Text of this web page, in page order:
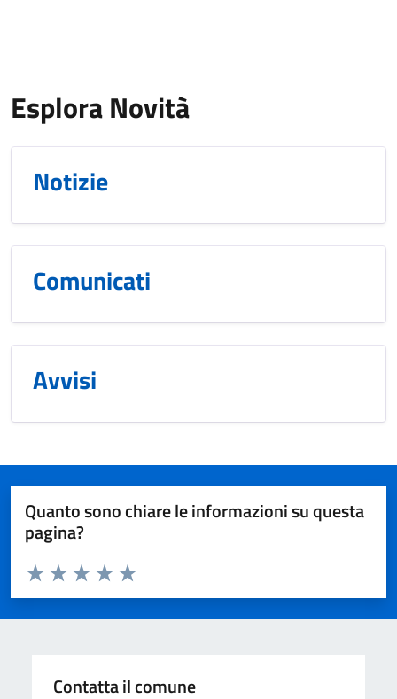
Esplora Novità
Notizie
Comunicati
Avvisi
Quanto sono chiare le informazioni su questa
pagina?
Valuta da 1 a 5 stelle la pagina
Valuta 5 stelle su 5
Valuta 4 stelle su 5
Valuta 3 stelle su 5
Valuta 2 stelle su 5
Valuta 1 stelle su 5
Contatta il comune